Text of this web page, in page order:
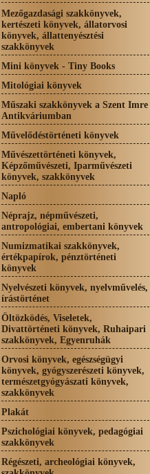
Mezőgazdasági szakkönyvek,
kertészeti könyvek, állatorvosi
könyvek, állattenyésztési
szakkönyvek
Mini könyvek - Tiny Books
Mitológiai könyvek
Műszaki szakkönyvek a Szent Imre
Antikváriumban
Művelődéstörténeti könyvek
Művészettörténeti könyvek,
Képzőművészeti, Iparművészeti
könyvek, szakkönyvek
Napló
Néprajz, népművészeti,
antropológiai, embertani könyvek
Numizmatikai szakkönyvek,
értékpapírok, pénztörténeti
könyvek
Nyelvészeti könyvek, nyelvművelés,
írástörténet
Öltözködés, Viseletek,
Divattörténeti könyvek, Ruhaipari
szakkönyvek, Egyenruhák
Orvosi könyvek, egészségügyi
könyvek, gyógyszerészeti könyvek,
természetgyógyászati könyvek,
szakkönyvek
Plakát
Pszichológiai könyvek, pedagógiai
szakkönyvek
Régészeti, archeológiai könyvek,